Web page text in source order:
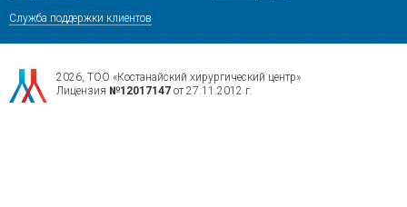
Служба поддержки клиентов
2026, ТОО «Костанайский хирургический центр»
Лицензия №12017147 от 27.11.2012 г.